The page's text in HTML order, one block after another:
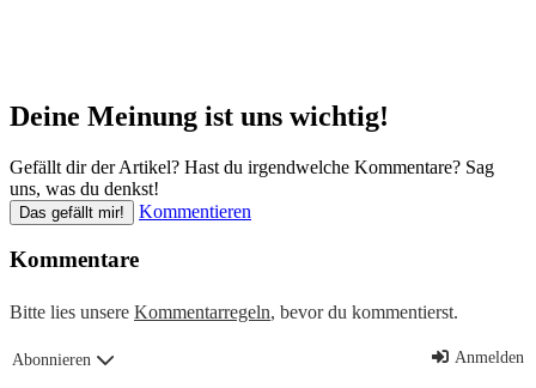
Deine Meinung ist uns wichtig!
Gefällt dir der Artikel? Hast du irgendwelche Kommentare? Sag
uns, was du denkst!
Das gefällt mir! Kommentieren
Kommentare
Bitte lies unsere Kommentarregeln, bevor du kommentierst.
Abonnieren Anmelden